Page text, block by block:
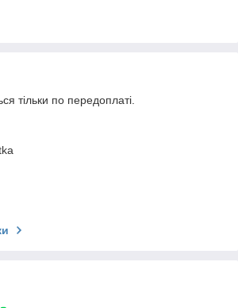
тільки по передоплаті.